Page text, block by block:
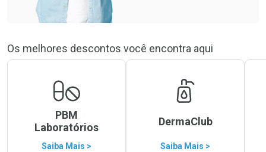
Os melhores descontos você encontra aqui
PBM
Laboratórios
Saiba Mais >
DermaClub
Saiba Mais >